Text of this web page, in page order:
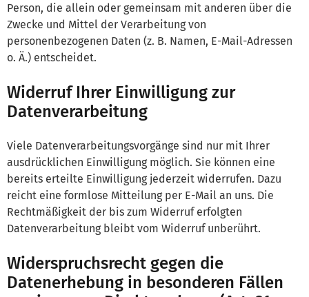
Person, die allein oder gemeinsam mit anderen über die
Zwecke und Mittel der Verarbeitung von
personenbezogenen Daten (z. B. Namen, E-Mail-Adressen
o. Ä.) entscheidet.
Widerruf Ihrer Einwilligung zur
Datenverarbeitung
Viele Datenverarbeitungsvorgänge sind nur mit Ihrer
ausdrücklichen Einwilligung möglich. Sie können eine
bereits erteilte Einwilligung jederzeit widerrufen. Dazu
reicht eine formlose Mitteilung per E-Mail an uns. Die
Rechtmäßigkeit der bis zum Widerruf erfolgten
Datenverarbeitung bleibt vom Widerruf unberührt.
Widerspruchsrecht gegen die
Datenerhebung in besonderen Fällen